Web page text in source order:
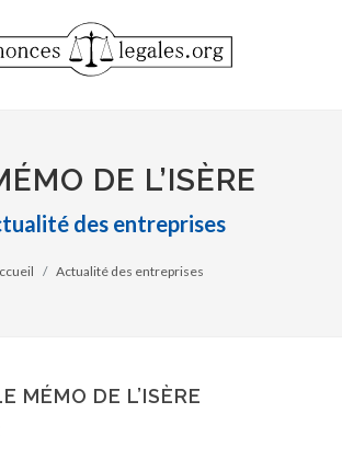
DE L’ISÈRE
des entreprises
Actualité des entreprises
MÉMO DE L’ISÈRE